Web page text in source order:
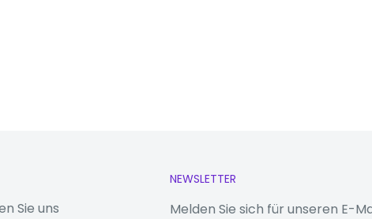
Sie uns
NEWSLETTER
Melden Sie sich für unseren E-